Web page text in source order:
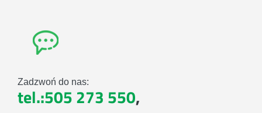
Zadzwoń do nas:
tel.:505 273 550,